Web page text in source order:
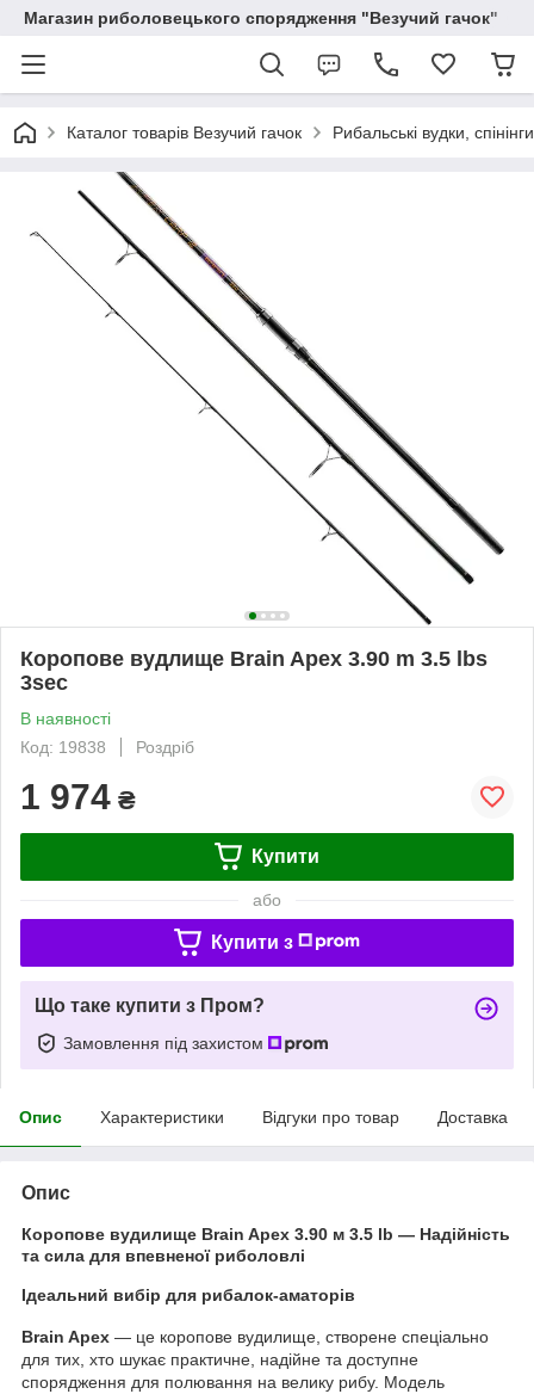
Магазин риболовецького спорядження "Везучий гачок"
Каталог товарів Везучий гачок Рибальські вудки,
Коропове вудлище Brain Apex 3.90 m 3.5 lbs
3sec
В наявності
Код: 19838
Роздріб
1 974 ₴
Купити
або
Купити з
Що таке купити з Пром?
Замовлення під захистом
Опис Характеристики Відгуки про товар Доставка
Опис
Коропове вудилище Brain Apex 3.90 м 3.5 lb — Надійність
та сила для впевненої риболовлі
Ідеальний вибір для рибалок-аматорів
Brain Apex — це коропове вудилище, створене спеціально
для тих, хто шукає практичне, надійне та доступне
спорядження для полювання на велику рибу. Модель